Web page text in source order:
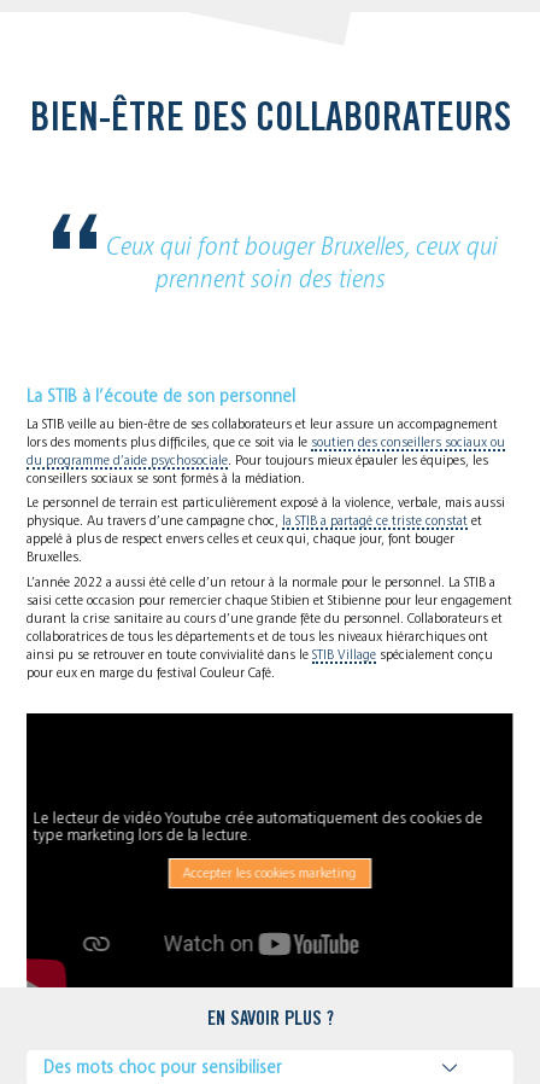
BIEN-ÊTRE DES COLLABORATEURS
Ceux qui font bouger Bruxelles, ceux qui
prennent soin des tiens
La STIB à l’écoute de son personnel
La STIB veille au bien-être de ses collaborateurs et leur assure un accompagnement
lors des moments plus difficiles, que ce soit via le soutien des conseillers sociaux ou
du programme d’aide psychosociale . Pour toujours mieux épauler les équipes, les
conseillers sociaux se sont formés à la médiation.
Le personnel de terrain est particulièrement exposé à la violence, verbale, mais aussi
physique. Au travers d’une campagne choc,
la STIB a partagé ce triste constat et
appelé à plus de respect envers celles et ceux qui, chaque jour, font bouger
Bruxelles.
L’année 2022 a aussi été celle d’un retour à la normale pour le personnel. La STIB a
saisi cette occasion pour remercier chaque Stibien et Stibienne pour leur engagement
durant la crise sanitaire au cours d’une grande fête du personnel. Collaborateurs et
collaboratrices de tous les départements et de tous les niveaux hiérarchiques ont
ainsi pu se retrouver en toute convivialité dans leSTIB Village spécialement conçu
pour eux en marge du festival Couleur Café.
Le lecteur de vidéo Youtube crée automatiquement des cookies de
type marketing lors de la lecture.
Accepter les cookies marketing
EN SAVOIR PLUS ?
Des mots choc pour sensibiliser